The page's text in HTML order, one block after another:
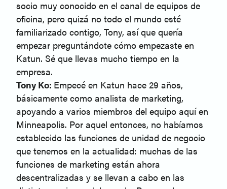
socio muy conocido en el canal de equipos de
oficina, pero quizá no todo el mundo esté
familiarizado contigo, Tony, así que quería
empezar preguntándote cómo empezaste en
Katun. Sé que llevas mucho tiempo en la
empresa.
Tony Ko: Empecé en Katun hace 29 años,
básicamente como analista de marketing,
apoyando a varios miembros del equipo aquí en
Minneapolis. Por aquel entonces, no habíamos
establecido las funciones de unidad de negocio
que tenemos en la actualidad: muchas de las
funciones de marketing están ahora
descentralizadas y se llevan a cabo en las